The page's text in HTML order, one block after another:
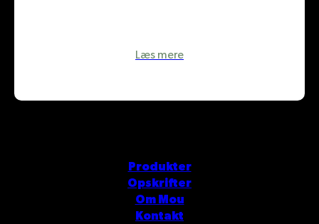
Læs mere
Produkter
Opskrifter
Om Mou
Kontakt